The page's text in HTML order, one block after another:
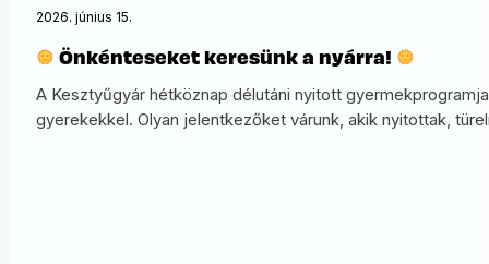
2026. június 15.
Önkénteseket keresünk a nyárra!
A Kesztyűgyár hétköznap délutáni nyitott
gyerekekkel. Olyan jelentkezőket várunk, akik nyitottak,